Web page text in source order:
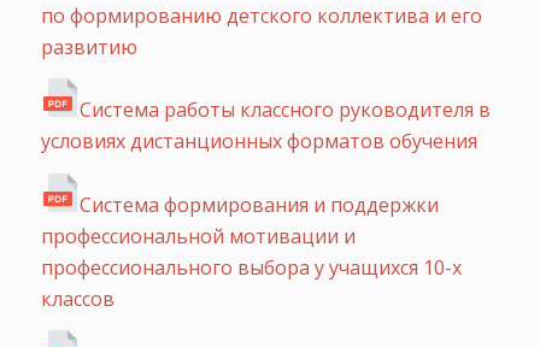
по формированию детского коллектива и его
развитию
Система работы классного руководителя в
условиях дистанционных форматов обучения
Система формирования и поддержки
профессиональной мотивации и
профессионального выбора у учащихся 10-х
классов